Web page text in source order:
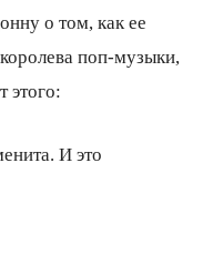
о том, как ее
поп-музыки,
этого:
И это